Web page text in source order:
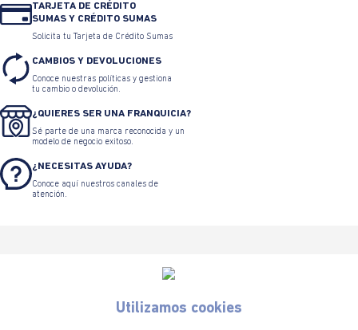
Utilizamos cookies
TARJETA DE CRÉDITO
SUMAS Y CRÉDITO SUMAS
Solicita tu Tarjeta de Crédito Sumas
CAMBIOS Y DEVOLUCIONES
Conoce nuestras políticas y gestiona
tu cambio o devolución.
¿QUIERES SER UNA FRANQUICIA?
Sé parte de una marca reconocida y un
modelo de negocio exitoso.
¿NECESITAS AYUDA?
Conoce aquí nuestros canales de
atención.